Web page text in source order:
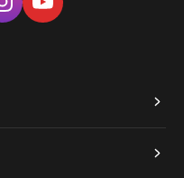
instagramyoutube